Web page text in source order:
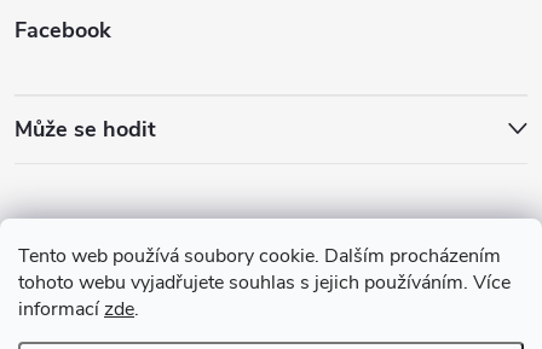
Tento web používá soubory cookie. Dalším procházením
tohoto webu vyjadřujete souhlas s jejich používáním. Více
informacízde.
Facebook
Může se hodit